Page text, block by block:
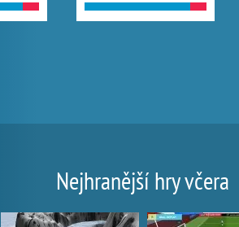
Nejhranější hry včera